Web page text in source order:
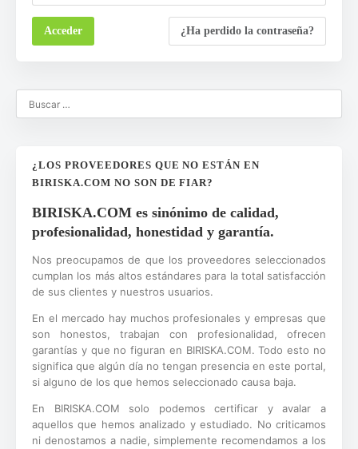
¿Ha perdido la contraseña?
¿LOS PROVEEDORES QUE NO ESTÁN EN
BIRISKA.COM NO SON DE FIAR?
BIRISKA.COM es sinónimo de calidad,
profesionalidad, honestidad y garantía.
Nos preocupamos de que los proveedores seleccionados
cumplan los más altos estándares para la total satisfacción
de sus clientes y nuestros usuarios.
En el mercado hay muchos profesionales y empresas que
son honestos, trabajan con profesionalidad, ofrecen
garantías y que no figuran en BIRISKA.COM. Todo esto no
significa que algún día no tengan presencia en este portal,
si alguno de los que hemos seleccionado causa baja.
En BIRISKA.COM solo podemos certificar y avalar a
aquellos que hemos analizado y estudiado. No criticamos
ni denostamos a nadie, simplemente recomendamos a los